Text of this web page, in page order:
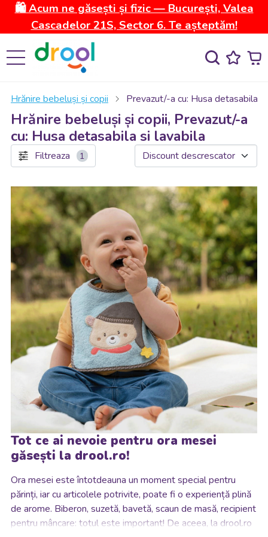
🛍️ Acum ne găsești și fizic — București, Valea
Cascadelor 21S, Sector 6. Te așteptăm!
Hrănire bebeluși și copii Prevazut/-a cu: Husa detasabila
Hrănire bebeluși și copii, Prevazut/-a
cu: Husa detasabila si lavabila
Filtreaza 1
Tot ce ai nevoie pentru ora mesei
găsești la drool.ro!
Ora mesei este întotdeauna un moment special pentru
părinți, iar cu articolele potrivite, poate fi o experiență plină
de arome. Biberon, suzetă, bavetă, scaun de masă, recipient
pentru mâncare: totul este important! De aceea, la drool.ro